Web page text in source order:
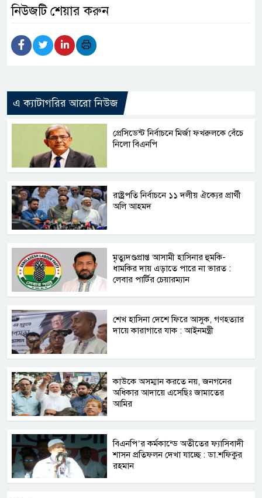
নিউজটি শেয়ার করুন
এ ক্যাটাগরির আরো নিউজ
প্রেসিডেন্ট নির্বাচনে মির্জা ফখরুলকে বেঁচে
নিলো বিএনপি
রাষ্ট্রপতি নির্বাচনে ১১ দলীয় ঐক্যের প্রার্থী
অলি আহমদ
মৃত্যুদণ্ডপ্রাপ্ত আসামী হাসিনার হুমকি-
ধামকির দায় এড়াতে পারে না ভারত :
লেবার পার্টির চেয়ারম্যান
শেখ হাসিনা দেশে ফিরে আসুক, গণহত্যার
দায়ে কারাগারে যাক : আইনমন্ত্রী
কাউকে অসম্মান করতে নয়, জনগনের
অধিকার আদায়ে এসেছিঃ জামাতের
আমির
বিএনপি’র কর্মকান্ডে অতীতের ফ্যাসিবাদী
শাসন প্রতিফলন দেখা যাচ্ছে : ডা.শফিকুর
রহমান